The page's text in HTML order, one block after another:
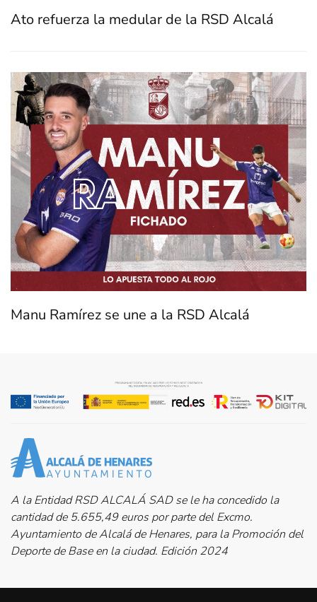
Ato refuerza la medular de la RSD Alcalá
Manu Ramírez se une a la RSD Alcalá
A la Entidad RSD ALCALÁ SAD se le ha concedido la
cantidad de 5.655,49 euros por parte del Excmo.
Ayuntamiento de Alcalá de Henares, para la Promoción del
Deporte de Base en la ciudad. Edición 2024